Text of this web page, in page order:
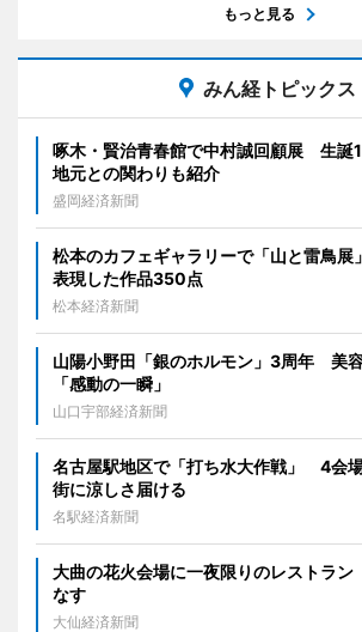
もっと見る
みん経トピックス
啄木・賢治青春館で中村誠回顧展 生誕
地元との関わりも紹介
盛岡経済新聞
松本のカフェギャラリーで「山と雷鳥
表現した作品350点
松本経済新聞
山陽小野田「銀のホルモン」3周年 美
「感動の一瞬」
山口宇部経済新聞
名古屋駅地区で「打ち水大作戦」 4会場
街に涼しさ届ける
名駅経済新聞
大曲の花火会場に一夜限りのレストラ
なす
大仙経済新聞